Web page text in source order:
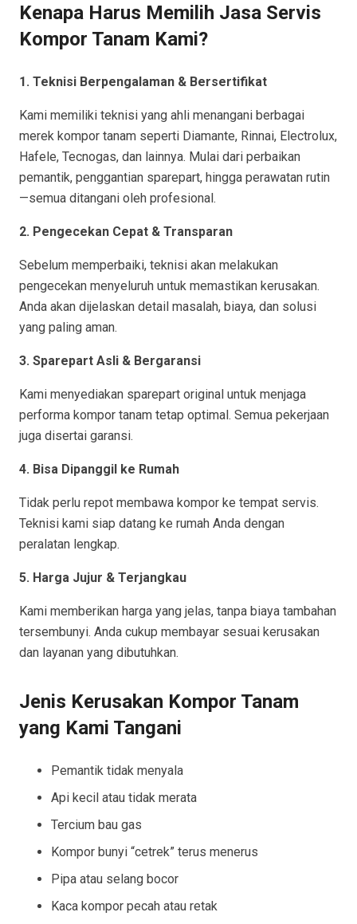
Kenapa Harus Memilih Jasa Servis
Kompor Tanam Kami?
1. Teknisi Berpengalaman & Bersertifikat
Kami memiliki teknisi yang ahli menangani berbagai
merek kompor tanam seperti Diamante, Rinnai, Electrolux,
Hafele, Tecnogas, dan lainnya. Mulai dari perbaikan
pemantik, penggantian sparepart, hingga perawatan rutin
—semua ditangani oleh profesional.
2. Pengecekan Cepat & Transparan
Sebelum memperbaiki, teknisi akan melakukan
pengecekan menyeluruh untuk memastikan kerusakan.
Anda akan dijelaskan detail masalah, biaya, dan solusi
yang paling aman.
3. Sparepart Asli & Bergaransi
Kami menyediakan sparepart original untuk menjaga
performa kompor tanam tetap optimal. Semua pekerjaan
juga disertai garansi.
4. Bisa Dipanggil ke Rumah
Tidak perlu repot membawa kompor ke tempat servis.
Teknisi kami siap datang ke rumah Anda dengan
peralatan lengkap.
5. Harga Jujur & Terjangkau
Kami memberikan harga yang jelas, tanpa biaya tambahan
tersembunyi. Anda cukup membayar sesuai kerusakan
dan layanan yang dibutuhkan.
Jenis Kerusakan Kompor Tanam
yang Kami Tangani
Pemantik tidak menyala
Api kecil atau tidak merata
Tercium bau gas
Kompor bunyi “cetrek” terus menerus
Pipa atau selang bocor
Kaca kompor pecah atau retak